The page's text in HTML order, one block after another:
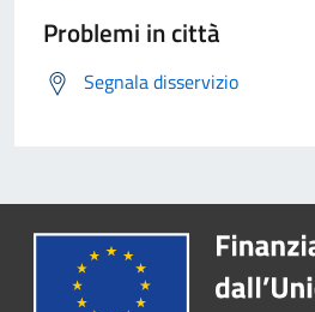
Problemi in città
Segnala disservizio